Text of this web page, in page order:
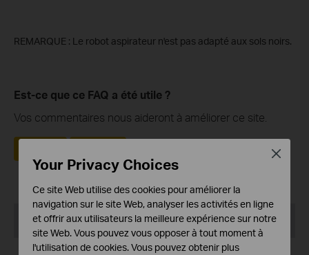
REMARQUE : Le robot aspirateur n'est pas adapté aux sols noirs.
Est-ce que ce FAQ a été utile ?
Vos commentaires nous aideront à améliorer ce site.
Produits Recommandés
NOUVEAUTÉ NOUVEAUTÉ
Your Privacy Choices
Ce site Web utilise des cookies pour améliorer la
navigation sur le site Web, analyser les activités en ligne
et offrir aux utilisateurs la meilleure expérience sur notre
site Web. Vous pouvez vous opposer à tout moment à
l'utilisation de cookies. Vous pouvez obtenir plus
Close